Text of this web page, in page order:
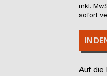
inkl.
sofort
IN
Auf die